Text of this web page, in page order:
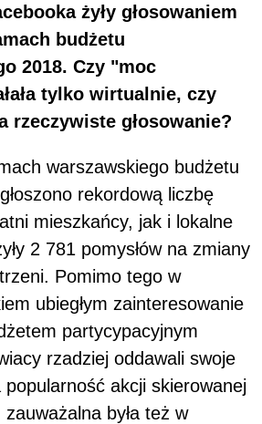
żyły głosowaniem
budżetu
2018. Czy "moc
tylko wirtualnie, czy
rzeczywiste głosowanie?
warszawskiego budżetu
rekordową liczbę
mieszkańcy, jak i lokalne
2 781 pomysłów na zmiany
Pomimo tego w
ubiegłym zainteresowanie
partycypacyjnym
rzadziej oddawali swoje
popularność akcji skierowanej
była też w